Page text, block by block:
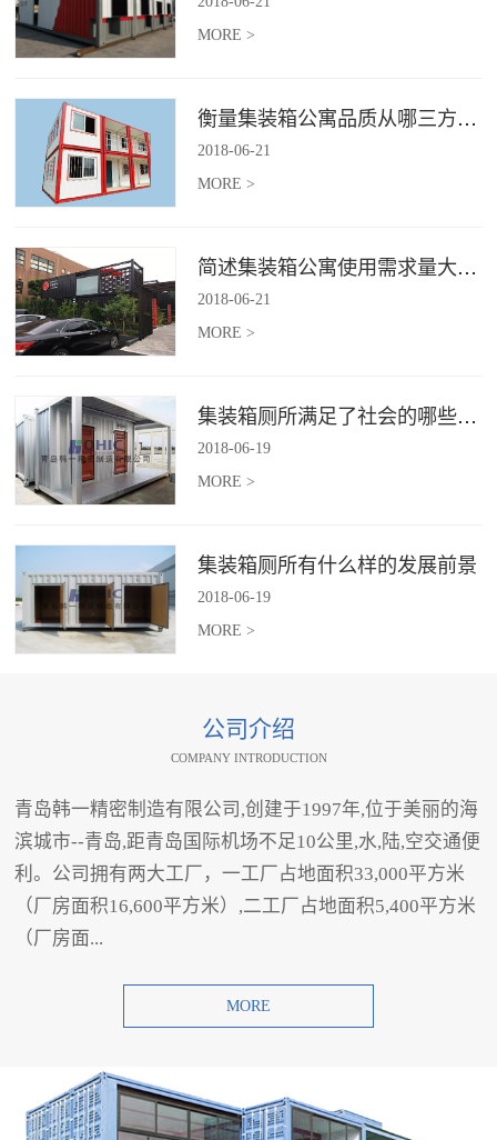
MORE >
衡量集装箱公寓品质从哪三方面入手？
2018-06-21
MORE >
简述集装箱公寓使用需求量大幅增加的原因
2018-06-21
MORE >
集装箱厕所满足了社会的哪些需求
2018-06-19
MORE >
集装箱厕所有什么样的发展前景
2018-06-19
MORE >
公司介绍
COMPANY INTRODUCTION
青岛韩一精密制造有限公司,创建于1997年,位于美丽的海
滨城市--青岛,距青岛国际机场不足10公里,水,陆,空交通便
利。公司拥有两大工厂，一工厂占地面积33,000平方米
（厂房面积16,600平方米）,二工厂占地面积5,400平方米
（厂房面...
MORE